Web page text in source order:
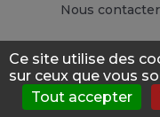
Menu S'évaluer
Nous contacter
Ce site utilise des
sur ceux que vous
Tout accepter